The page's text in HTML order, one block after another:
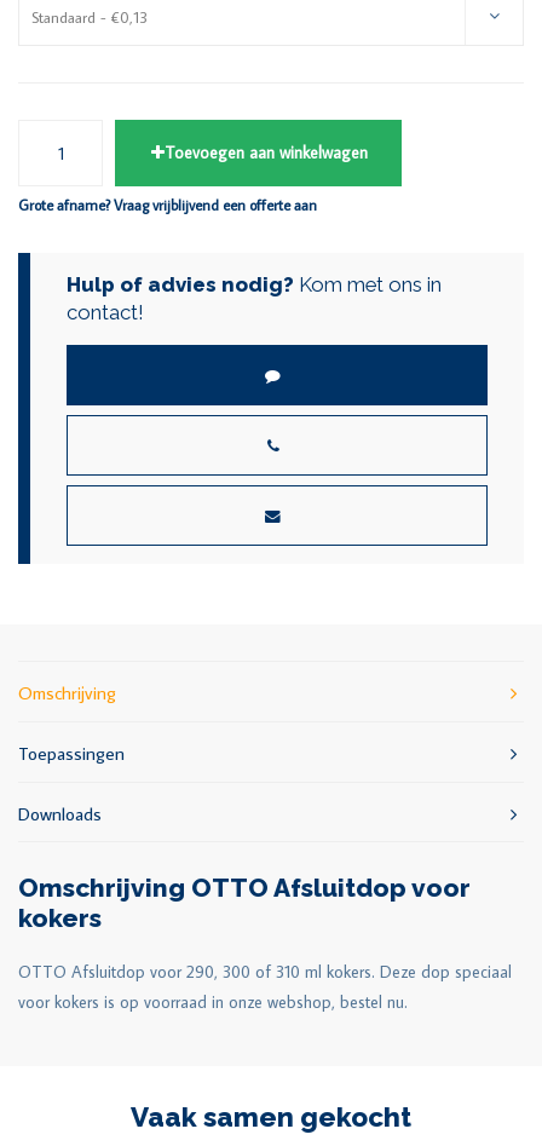
Standaard - €0,13
Toevoegen aan winkelwagen
Grote afname? Vraag vrijblijvend een offerte aan
Hulp of advies nodig? Kom met ons in
contact!
Omschrijving
Toepassingen
Downloads
Omschrijving OTTO Afsluitdop voor
kokers
OTTO Afsluitdop voor 290, 300 of 310 ml kokers. Deze dop speciaal
voor kokers is op voorraad in onze webshop, bestel nu.
Vaak samen gekocht